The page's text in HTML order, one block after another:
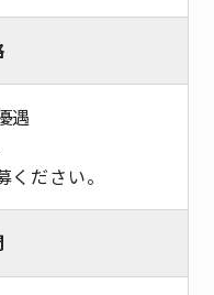
遇
ださい。